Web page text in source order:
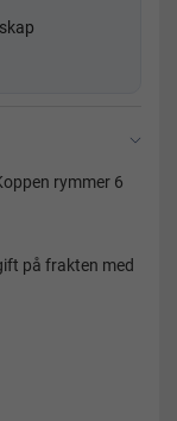
rymmer 6
på frakten med